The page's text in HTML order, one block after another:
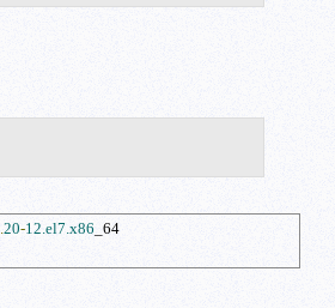
.20-12.el7.x86 _64